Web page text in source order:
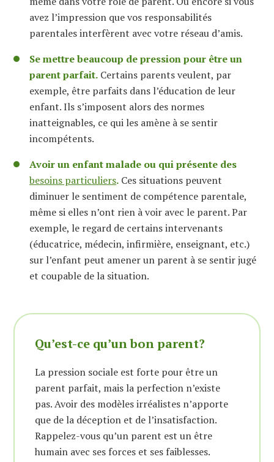
avez l’impression que vos responsabilités
parentales interfèrent avec votre réseau d’amis.
Se mettre beaucoup de pression pour être un
parent parfait. Certains parents veulent, par
exemple, être parfaits dans l’éducation de leur
enfant. Ils s’imposent alors des normes
inatteignables, ce qui les amène à se sentir
incompétents.
Avoir un enfant malade ou qui présente des
besoins particuliers. Ces situations peuvent
diminuer le sentiment de compétence parentale,
même si elles n’ont rien à voir avec le parent. Par
exemple, le regard de certains intervenants
(éducatrice, médecin, infirmière, enseignant, etc.)
sur l’enfant peut amener un parent à se sentir jugé
et coupable de la situation.
Qu’est-ce qu’un bon parent?
La pression sociale est forte pour être un
parent parfait, mais la perfection n’existe
pas. Avoir des modèles irréalistes n’apporte
que de la déception et de l’insatisfaction.
Rappelez-vous qu’un parent est un être
humain avec ses forces et ses faiblesses.